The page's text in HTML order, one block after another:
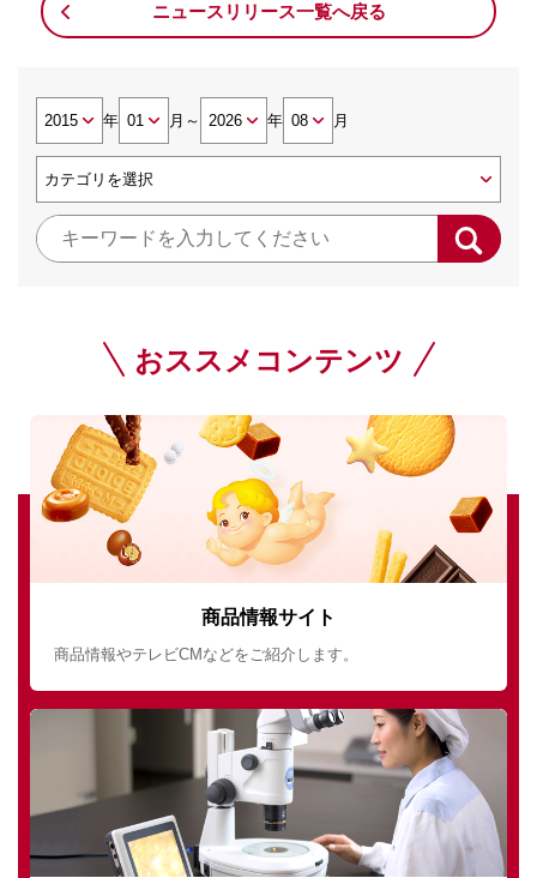
ニュースリリース一覧へ戻る
年 月 ～ 年 月
おススメコンテンツ
商品情報サイト
商品情報やテレビCMなどをご紹介します。